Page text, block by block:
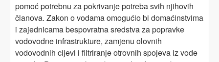
pomoć potrebnu za pokrivanje potreba svih njihovih
članova. Zakon o vodama omogućio bi domaćinstvima
i zajednicama bespovratna sredstva za popravke
vodovodne infrastrukture, zamjenu olovnih
vodovodnih cijevi i filtriranje otrovnih spojeva iz vode